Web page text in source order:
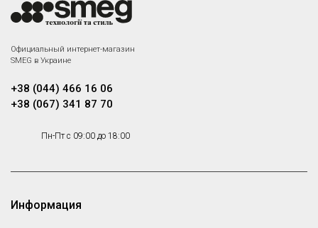
Официальный интернет-магазин
SMEG в Украине
+38 (044) 466 16 06
+38 (067) 341 87 70
Пн-Пт с 09:00 до 18:00
Информация